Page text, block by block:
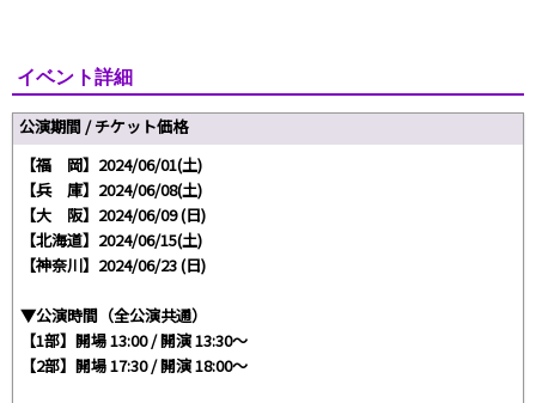
イベント詳細
公演期間 / チケット価格
【福 岡】2024/06/01(土)
【兵 庫】2024/06/08(土)
【大 阪】2024/06/09 (日)
【北海道】2024/06/15(土)
【神奈川】2024/06/23 (日)
▼公演時間（全公演共通）
【1部】開場 13:00 / 開演 13:30～
【2部】開場 17:30 / 開演 18:00～